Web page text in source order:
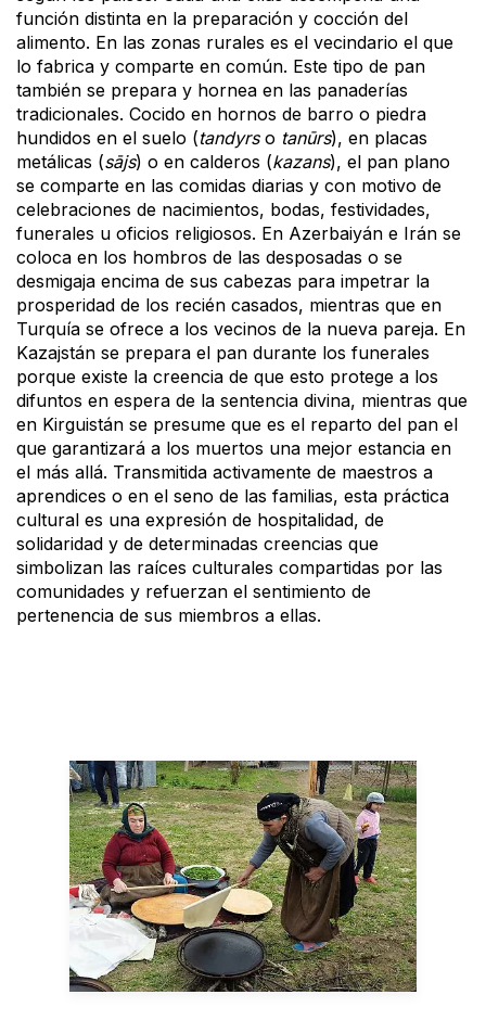
función distinta en la preparación y cocción del
alimento. En las zonas rurales es el vecindario el que
lo fabrica y comparte en común. Este tipo de pan
también se prepara y hornea en las panaderías
tradicionales. Cocido en hornos de barro o piedra
hundidos en el suelo (tandyrso tanūrs), en placas
metálicas (sājs) o en calderos (kazans), el pan plano
se comparte en las comidas diarias y con motivo de
celebraciones de nacimientos, bodas, festividades,
funerales u oficios religiosos. En Azerbaiyán e Irán se
coloca en los hombros de las desposadas o se
desmigaja encima de sus cabezas para impetrar la
prosperidad de los recién casados, mientras que en
Turquía se ofrece a los vecinos de la nueva pareja. En
Kazajstán se prepara el pan durante los funerales
porque existe la creencia de que esto protege a los
difuntos en espera de la sentencia divina, mientras que
en Kirguistán se presume que es el reparto del pan el
que garantizará a los muertos una mejor estancia en
el más allá. Transmitida activamente de maestros a
aprendices o en el seno de las familias, esta práctica
cultural es una expresión de hospitalidad, de
solidaridad y de determinadas creencias que
simbolizan las raíces culturales compartidas por las
comunidades y refuerzan el sentimiento de
pertenencia de sus miembros a ellas.